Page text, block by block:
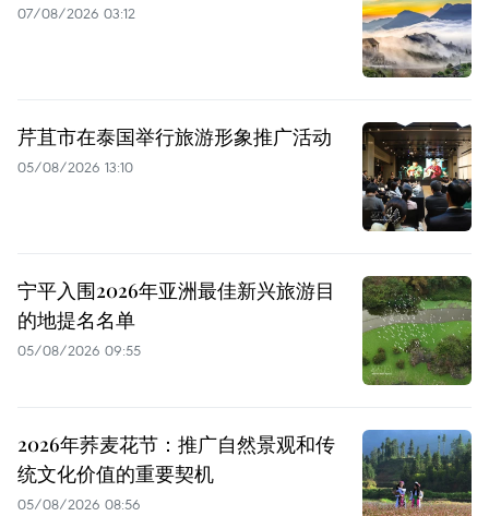
07/08/2026 03:12
芹苴市在泰国举行旅游形象推广活动
05/08/2026 13:10
宁平入围2026年亚洲最佳新兴旅游目
的地提名名单
05/08/2026 09:55
2026年荞麦花节：推广自然景观和传
统文化价值的重要契机
05/08/2026 08:56